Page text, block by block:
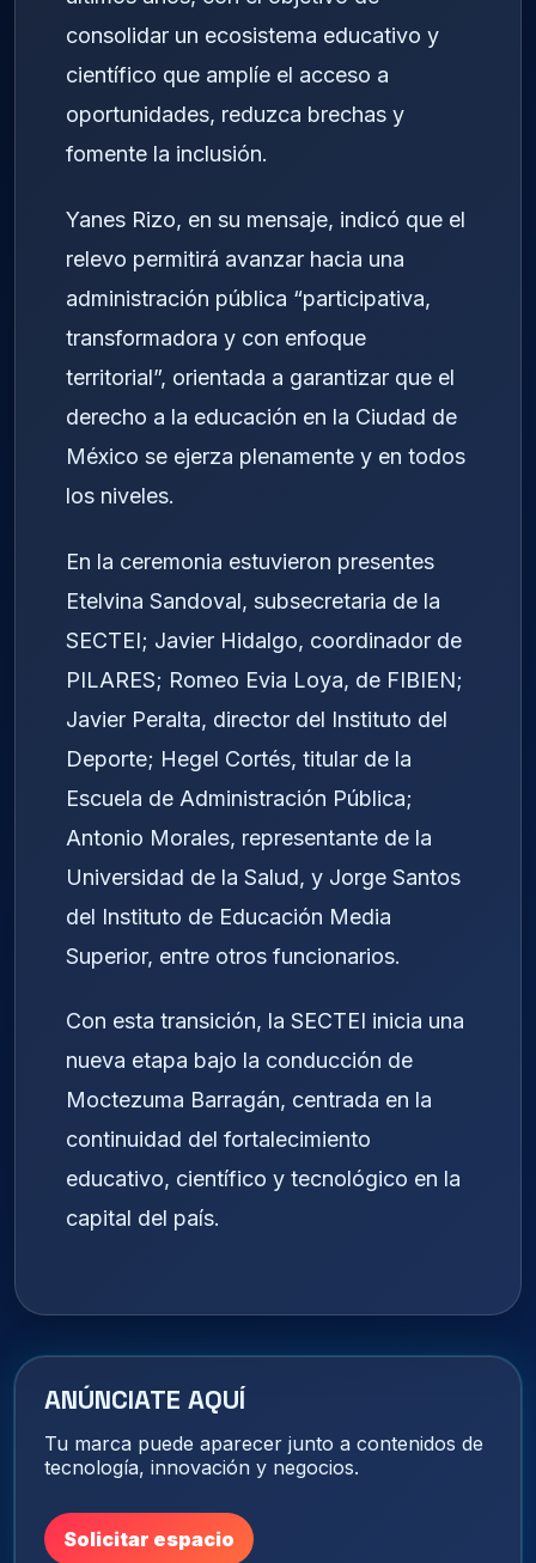
consolidar un ecosistema educativo y
científico que amplíe el acceso a
oportunidades, reduzca brechas y
fomente la inclusión.
Yanes Rizo, en su mensaje, indicó que el
relevo permitirá avanzar hacia una
administración pública “participativa,
transformadora y con enfoque
territorial”, orientada a garantizar que el
derecho a la educación en la Ciudad de
México se ejerza plenamente y en todos
los niveles.
En la ceremonia estuvieron presentes
Etelvina Sandoval, subsecretaria de la
SECTEI; Javier Hidalgo, coordinador de
PILARES; Romeo Evia Loya, de FIBIEN;
Javier Peralta, director del Instituto del
Deporte; Hegel Cortés, titular de la
Escuela de Administración Pública;
Antonio Morales, representante de la
Universidad de la Salud, y Jorge Santos
del Instituto de Educación Media
Superior, entre otros funcionarios.
Con esta transición, la SECTEI inicia una
nueva etapa bajo la conducción de
Moctezuma Barragán, centrada en la
continuidad del fortalecimiento
educativo, científico y tecnológico en la
capital del país.
ANÚNCIATE AQUÍ
Tu marca puede aparecer junto a contenidos de
tecnología, innovación y negocios.
Solicitar espacio